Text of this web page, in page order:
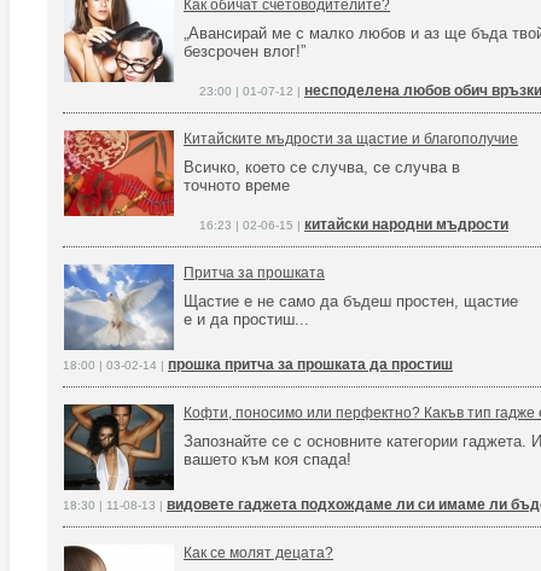
Как обичат счетоводителите?
„Авансирай ме с малко любов и аз ще бъда
безсрочен влог!”
23:00 | 01-07-12 | несподелена любов обич връзки
Китайските мъдрости за щастие и благополучие
Всичко, което се случва, се случва в
точното време
16:23 | 02-06-15 | китайски народни мъдрости
Притча за прошката
Щастие е не само да бъдеш простен, щастие
е и да простиш...
18:00 | 03-02-14 | прошка притча за прошката да простиш
Кофти, поносимо или перфектно? Какъв тип гадже
Запознайте се с основните категории гаджета.
вашето към коя спада!
18:30 | 11-08-13 | видовете гаджета подхождаме ли си имаме ли
Как се молят децата?